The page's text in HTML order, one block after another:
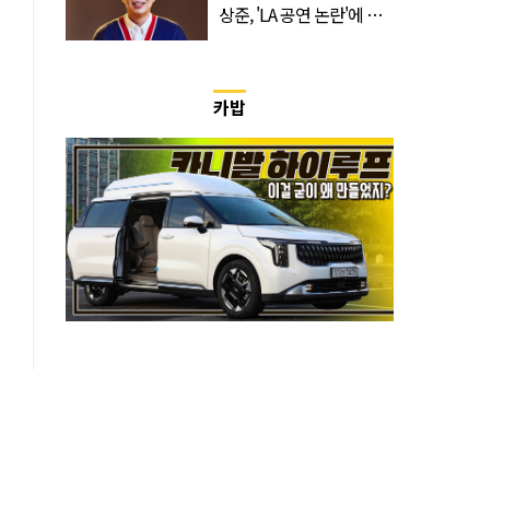
상준, 'LA 공연 논란'에 고
카밥